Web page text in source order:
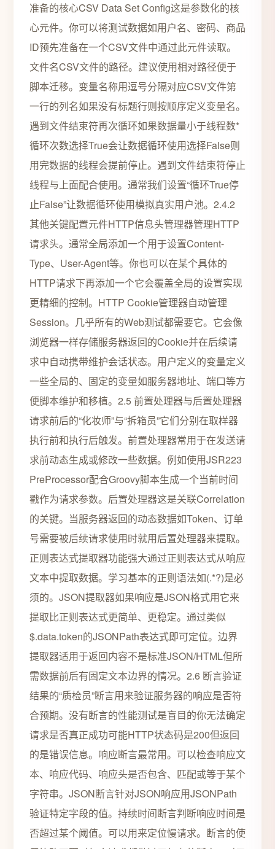
准备的核心CSV Data Set Config这是参数化的核
心元件。你可以将测试数据如用户名、密码、商品
ID预先准备在一个CSV文件中通过此元件读取。
文件名CSV文件的路径。建议使用相对路径便于
脚本迁移。变量名称用逗号分隔对应CSV文件第
一行的列名如果没有标题行则按顺序定义变量名。
遇到文件结束符再次循环如果数据量小于线程数*
循环次数选择True会让数据循环使用选择False则
用完数据的线程会提前停止。遇到文件结束符停止
线程与上面配合使用。通常我们设置“循环True停
止False”让数据循环使用模拟真实用户池。2.4.2
其他关键配置元件HTTP信息头管理器管理HTTP
请求头。通常全局添加一个用于设置Content-
Type、User-Agent等。你也可以在某个具体的
HTTP请求下再添加一个它会覆盖全局的设置实现
更精细的控制。HTTP Cookie管理器自动管理
Session。几乎所有的Web测试都需要它。它会像
浏览器一样存储服务器返回的Cookie并在后续请
求中自动携带维护会话状态。用户定义的变量定义
一些全局的、固定的变量如服务器地址、端口等方
便脚本维护和移植。2.5 前置处理器与后置处理器
请求前后的“化妆师”与“拆箱员”它们分别在取样器
执行前和执行后触发。前置处理器常用于在发送请
求前动态生成或修改一些数据。例如使用JSR223
PreProcessor配合Groovy脚本生成一个当前时间
戳作为请求参数。后置处理器这是关联Correlation
的关键。当服务器返回的动态数据如Token、订单
号需要被后续请求使用时就用后置处理器来提取。
正则表达式提取器功能强大通过正则表达式从响应
文本中提取数据。学习基本的正则语法如(.*?)是必
须的。JSON提取器如果响应是JSON格式用它来
提取比正则表达式更简单、更稳定。通过类似
$.data.token的JSONPath表达式即可定位。边界
提取器适用于返回内容不是标准JSON/HTML但所
需数据前后有固定文本边界的情况。2.6 断言验证
结果的“质检员”断言用来验证服务器的响应是否符
合预期。没有断言的性能测试是盲目的你无法确定
请求是否真正成功可能HTTP状态码是200但返回
的是错误信息。响应断言最常用。可以检查响应文
本、响应代码、响应头是否包含、匹配或等于某个
字符串。JSON断言针对JSON响应用JSONPath
验证特定字段的值。持续时间断言判断响应时间是
否超过某个阈值。可以用来定位慢请求。断言的使